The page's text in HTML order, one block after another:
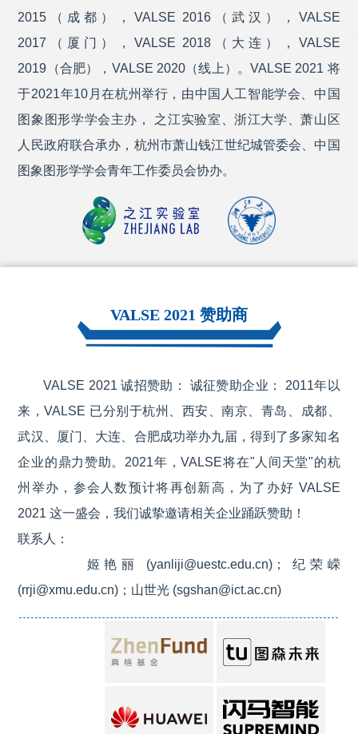
海康威视成为VALSE 2021 金牌赞助商
腾讯
成为VALSE 2021 金牌赞助商
纽劢科技成为VALSE 2021 银牌赞助商
虹软成为VALSE 2021 银牌赞助商
瑞莱智慧成为VALSE 2021 银牌赞助商
易现先进科技成为VALSE 2021 银牌赞助商
网易成为VALSE 2021 银牌赞助商
成为VALSE 2021 银牌赞助商
成为VALSE 2021 银牌赞助商
武汉精测电子集团股份有限公司成为VALSE 2021 银牌赞助
成为VALSE 2021 银牌赞助商
美图影像实验室成为VALSE 2021 银牌赞助商
深睿医疗成为VALSE 2021 银牌赞助商
大连恒锐科技股份有限公司成为VALSE 2021 银牌赞助商
品览Pinlan
成为VALSE 2021 银牌赞助商
先临三维科技股份有限公司
成为VALSE 2021 银牌赞助商
2015（成都），VALSE 2016（武汉），VALSE
2017（厦门），VALSE 2018（大连），VALSE
2019（合肥），VALSE 2020（线上）。VALSE 2021 将
于2021年10月在杭州举行，由中国人工智能学会、中国
图象图形学学会主办， 之江实验室、浙江大学、萧山区
人民政府联合承办，杭州市萧山钱江世纪城管委会、中国
图象图形学学会青年工作委员会协办。
VALSE 2021 赞助商
VALSE 2021 诚招赞助： 诚征赞助企业： 2011年以
来，VALSE 已分别于杭州、西安、南京、青岛、成都、
武汉、厦门、大连、合肥成功举办九届，得到了多家知名
企业的鼎力赞助。2021年，VALSE将在"人间天堂"的杭
州举办，参会人数预计将再创新高，为了办好 VALSE
2021 这一盛会，我们诚挚邀请相关企业踊跃赞助！
联系人：
姬艳丽 (yanliji@uestc.edu.cn)； 纪荣嵘
(rrji@xmu.edu.cn)；山世光 (sgshan@ict.ac.cn)